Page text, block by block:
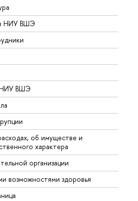
в НИУ ВШЭ
НИУ ВШЭ
об имуществе и
характера
организации
возможностями здоровья